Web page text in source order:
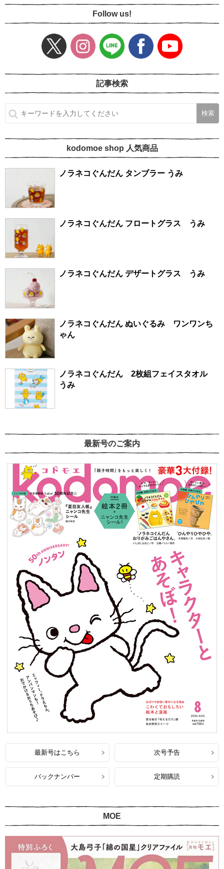
Follow us!
記事検索
kodomoe shop 人気商品
ノラネコぐんだん タンブラー うみ
ノラネコぐんだん フロートグラス うみ
ノラネコぐんだん デザートグラス うみ
ノラネコぐんだん ぬいぐるみ ワンワンち
ゃん
ノラネコぐんだん 2枚組フェイスタオル
うみ
最新号のご案内
最新号はこちら 次号予告
バックナンバー 定期購読
MOE